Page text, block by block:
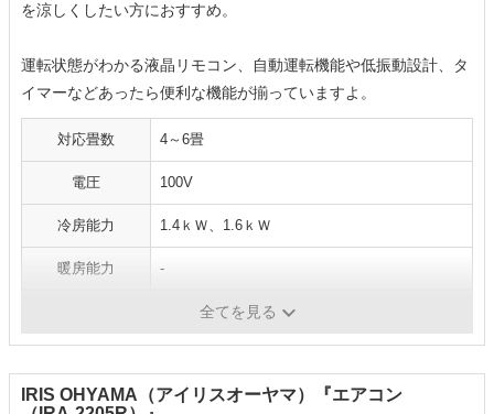
を涼しくしたい方におすすめ。
運転状態がわかる液晶リモコン、自動運転機能や低振動設計、タ
イマーなどあったら便利な機能が揃っていますよ。
対応畳数 4～6畳
電圧 100V
冷房能力 1.4ｋＷ、1.6ｋＷ
暖房能力 -
50Hz：550Ｗ、60Hz：635Ｗ
全てを見る
IRIS OHYAMA（アイリスオーヤマ）『エアコン